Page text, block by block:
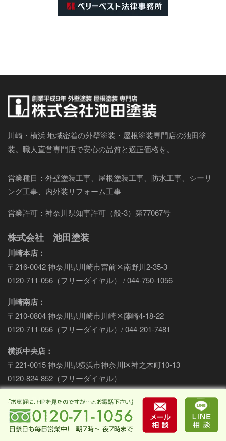
川崎・横浜 地域密着の外壁塗装・屋根塗装専門店の池田塗
装。職人直営専門店で安心の品質と適正価格を。
営業種目：外壁塗装工事、屋根塗装工事、防水工事、シーリ
ング工事、内外装リフォーム工事
営業許可：神奈川県知事許可（般-3）第77067号
株式会社 池田塗装
川崎本店：
〒216-0042 神奈川県川崎市宮前区南野川2-35-3
0120-711-056（フリーダイヤル） / 044-750-1056
川崎南店：
〒210-0804 神奈川県川崎市川崎区藤崎4-18-22
0120-711-056（フリーダイヤル）/ 044-201-7481
横浜中央店：
〒221-0015 神奈川県横浜市神奈川区神之木町10-13
0120-824-852（フリーダイヤル）
横浜青葉店：
〒225-0024 横浜市青葉区市ケ尾町1603-2
0120-824-852（フリーダイヤル）/ 045-482-4852